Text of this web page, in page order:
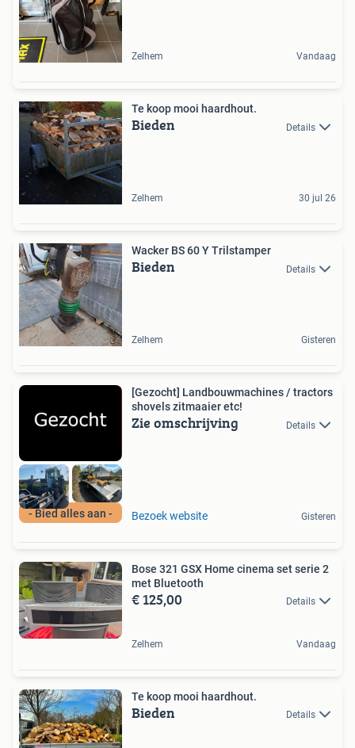
Zelhem Vandaag
Te koop mooi haardhout.
Bieden Details
Zelhem 30 jul 26
Wacker BS 60 Y Trilstamper
Bieden Details
Zelhem Gisteren
- Bied alles aan -
[Gezocht] Landbouwmachines / tractors
shovels zitmaaier etc!
Zie omschrijving Details
Bezoek website Gisteren
Bose 321 GSX Home cinema set serie 2
met Bluetooth
€ 125,00 Details
Zelhem Vandaag
Te koop mooi haardhout.
Bieden Details